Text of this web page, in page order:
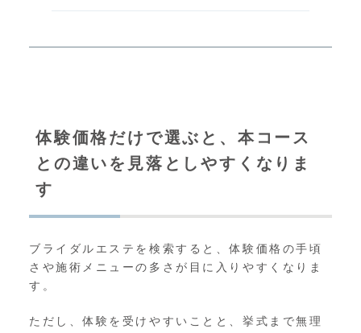
体験価格だけで選ぶと、本コース
との違いを見落としやすくなりま
す
ブライダルエステを検索すると、体験価格の手頃
さや施術メニューの多さが目に入りやすくなりま
す。
ただし、体験を受けやすいことと、挙式まで無理